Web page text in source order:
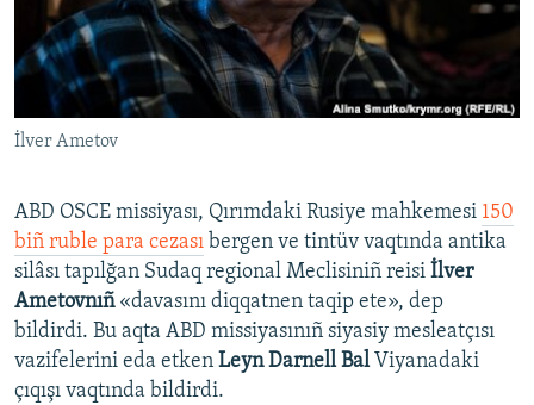
Русский
Українською
QOŞULIÑIZ!
RFE/RS bütün saytları
İlver Ametov
ABD OSCE missiyası, Qırımdaki Rusiye mahkemesi 150
biñ ruble para cezası bergen ve tintüv vaqtında antika
silâsı tapılğan Sudaq regional Meclisiniñ reisi İlver
Ametovnıñ«davasını diqqatnen taqip ete», dep
bildirdi. Bu aqta ABD missiyasınıñ siyasiy mesleatçısı
vazifelerini eda etken Leyn Darnell Bal Viyanadaki
çıqışı vaqtında bildirdi.